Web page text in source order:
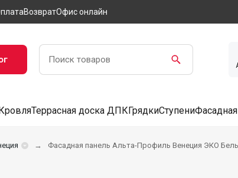
ВозвратОфис онлайн
Террасная доска ДПКГрядкиСтупени
Фасадная панель Альта-Профиль Венеция ЭКО